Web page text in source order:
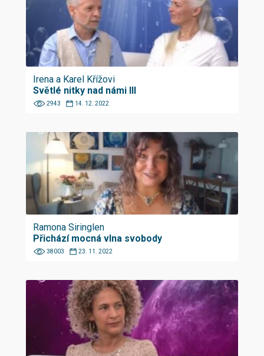
Irena a Karel Křížovi
Světlé nitky nad námi III
2943 14. 12. 2022
Ramona Siringlen
Přichází mocná vlna svobody
38003 23. 11. 2022